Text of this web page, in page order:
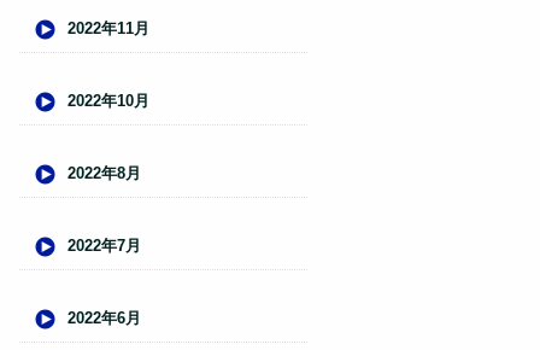
2022年11月
2022年10月
2022年8月
2022年7月
2022年6月